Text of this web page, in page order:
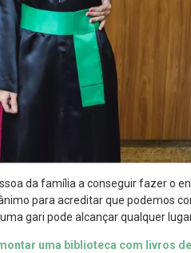
da família a conseguir fazer o
para acreditar que podemos
gari pode alcançar qualquer
uma biblioteca com livros